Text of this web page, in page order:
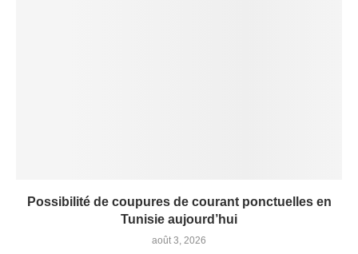
Possibilité de coupures de courant ponctuelles en
Tunisie aujourd’hui
août 3, 2026